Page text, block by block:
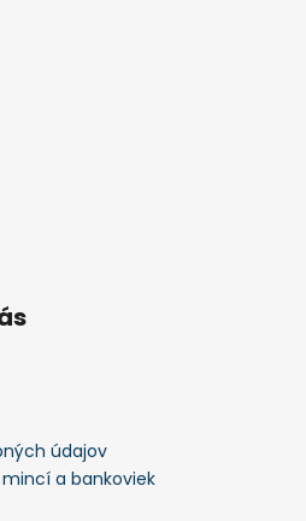
údajov
a bankoviek